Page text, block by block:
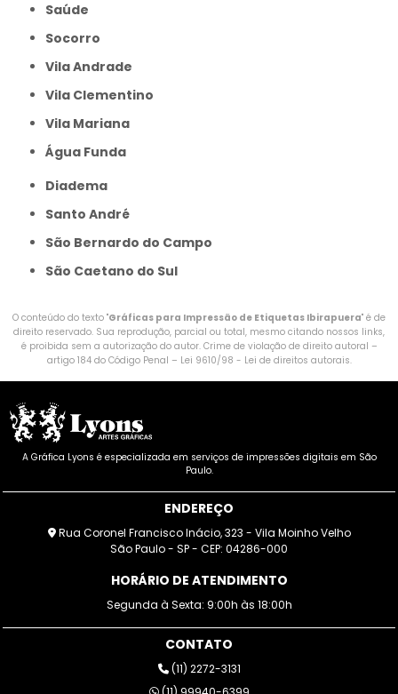
Saúde
Socorro
Vila Andrade
Vila Clementino
Vila Mariana
Água Funda
Diadema
Santo André
São Bernardo do Campo
São Caetano do Sul
O conteúdo do texto "Gráficas para Impressão de Etiquetas Ibirapuera" é de
direito reservado. Sua reprodução, parcial ou total, mesmo citando nossos links,
é proibida sem a autorização do autor. Crime de violação de direito autoral –
artigo 184 do Código Penal – Lei 9610/98 - Lei de direitos autorais.
A Gráfica Lyons é especializada em serviços de impressões digitais em São
Paulo.
ENDEREÇO
Rua Coronel Francisco Inácio, 323 - Vila Moinho Velho
São Paulo - SP - CEP: 04286-000
HORÁRIO DE ATENDIMENTO
Segunda à Sexta: 9:00h às 18:00h
CONTATO
(11) 2272-3131